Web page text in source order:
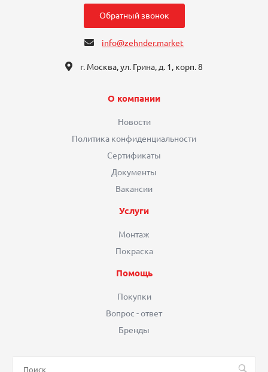
Обратный звонок
info@zehnder.market
г. Москва, ул. Грина, д. 1, корп. 8
О компании
Новости
Политика конфиденциальности
Сертификаты
Документы
Вакансии
Услуги
Монтаж
Покраска
Помощь
Покупки
Вопрос - ответ
Бренды